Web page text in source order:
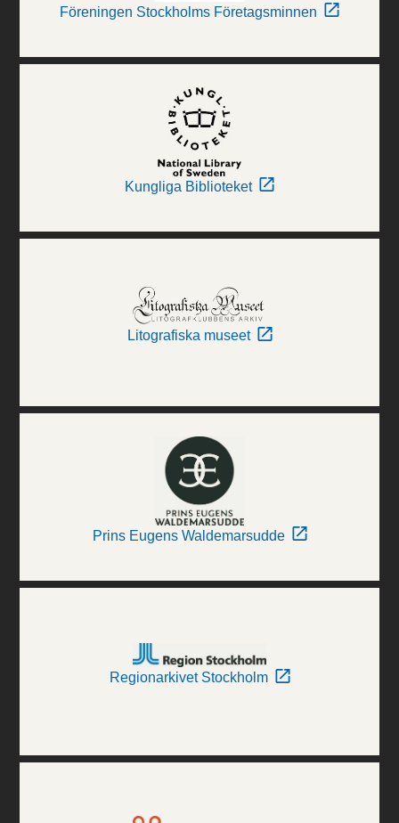
Föreningen Stockholms Företagsminnen
Kungliga Biblioteket
Litografiska museet
Prins Eugens Waldemarsudde
Regionarkivet Stockholm